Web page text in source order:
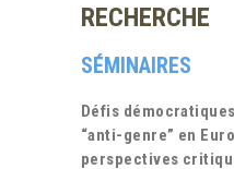
RECHERCHE
SÉMINAIRES
Défis
“anti-genre” en
perspectives